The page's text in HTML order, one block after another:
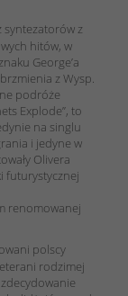
syntezatorów z
hitów, w
George’a
z Wysp.
podróże
Explode”, to
na singlu
i jedyne w
Olivera
futurystycznej
renomowanej
polscy
rodzimej